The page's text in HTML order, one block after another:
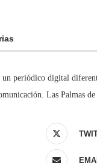
un periódico digital
Las Palmas de